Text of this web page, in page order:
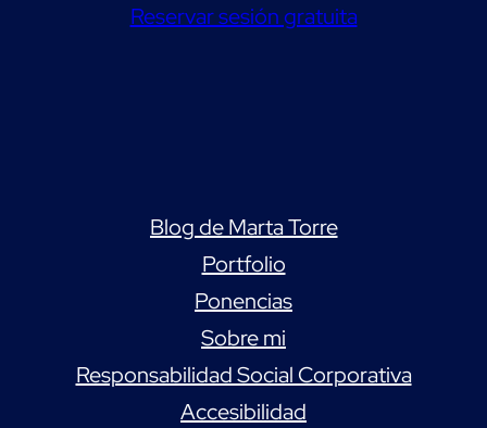
Reservar sesión gratuita
Blog de Marta Torre
Portfolio
Ponencias
Sobre mi
Responsabilidad Social Corporativa
Accesibilidad